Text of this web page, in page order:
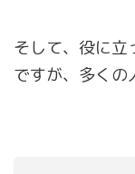
そして、役に立
ですが、多くの